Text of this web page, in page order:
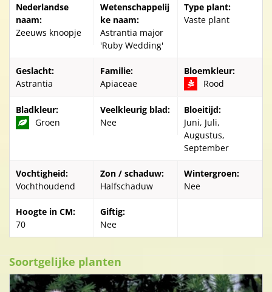
Nederlandse
naam:
Zeeuws knoopje
Wetenschappelij
ke naam:
Astrantia major
'Ruby Wedding'
Type plant:
Vaste plant
Geslacht:
Astrantia
Familie:
Apiaceae
Bloemkleur:
Rood
Bladkleur:
Groen
Veelkleurig blad:
Nee
Bloeitijd:
Juni, Juli,
Augustus,
September
Vochtigheid:
Vochthoudend
Zon / schaduw:
Halfschaduw
Wintergroen:
Nee
Hoogte in CM:
70
Giftig:
Nee
Soortgelijke planten